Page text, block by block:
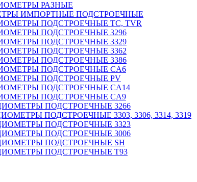
РАЗНЫЕ
ИМПОРТНЫЕ ПОДСТРОЕЧНЫЕ
ПОДСТРОЕЧНЫЕ TC, TVR
ПОДСТРОЕЧНЫЕ 3296
ПОДСТРОЕЧНЫЕ 3329
ПОДСТРОЕЧНЫЕ 3362
ПОДСТРОЕЧНЫЕ 3386
ПОДСТРОЕЧНЫЕ CA6
ПОДСТРОЕЧНЫЕ PV
ПОДСТРОЕЧНЫЕ CA14
ПОДСТРОЕЧНЫЕ CA9
ПОДСТРОЕЧНЫЕ 3266
ПОДСТРОЕЧНЫЕ 3303, 3306, 3314, 3319
ПОДСТРОЕЧНЫЕ 3323
ПОДСТРОЕЧНЫЕ 3006
ПОДСТРОЕЧНЫЕ SH
ПОДСТРОЕЧНЫЕ Т93